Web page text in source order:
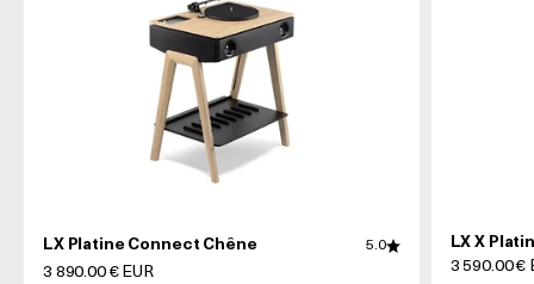
LX Platine Connect Chêne 5.0
Prix de vente
3 890.00 € EUR
LX X
Prix de
3 590.00 €